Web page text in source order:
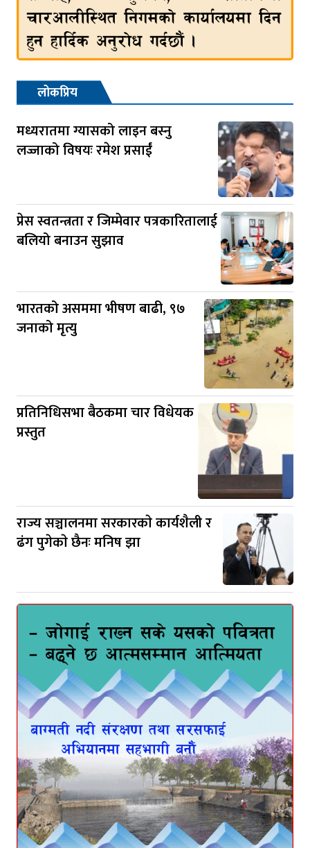
लोकप्रिय
मध्यरातमा ग्यासको लाइन बस्नु
लज्जाको विषयः रमेश प्रसाईं
प्रेस स्वतन्त्रता र जिम्मेवार पत्रकारितालाई
बलियो बनाउन सुझाव
भारतको असममा भीषण बाढी, ९७
जनाको मृत्यु
प्रतिनिधिसभा बैठकमा चार विधेयक
प्रस्तुत
राज्य सञ्चालनमा सरकारकाे कार्यशैली र
ढंग पुगेकाे छैनः मनिष झा